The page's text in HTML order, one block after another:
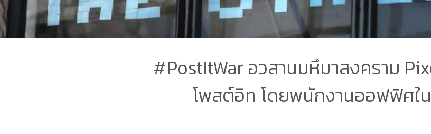
#PostItWar อวสานมหึมาสงคราม
โพสต์อิท โดยพนักงานออฟฟิศใ